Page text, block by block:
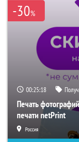
-30%
00:25:17
Печать
печати netPrint
Россия